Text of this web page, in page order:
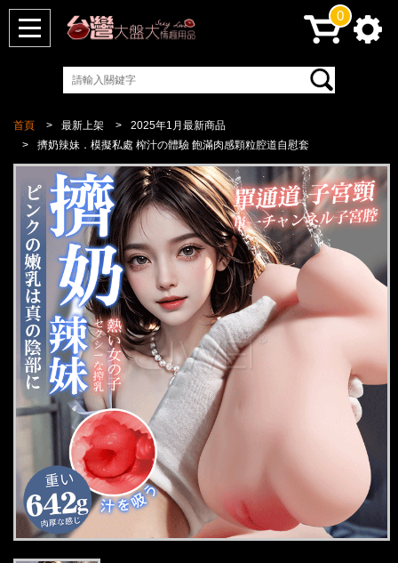
首頁 最新上架
2025年1月最新商品
擠奶辣妹．模擬私處 榨汁の體驗 飽滿肉感顆粒腔道自慰套
0